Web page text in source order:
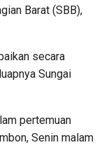
Barat (SBB),
secara
Sungai
pertemuan
Senin malam